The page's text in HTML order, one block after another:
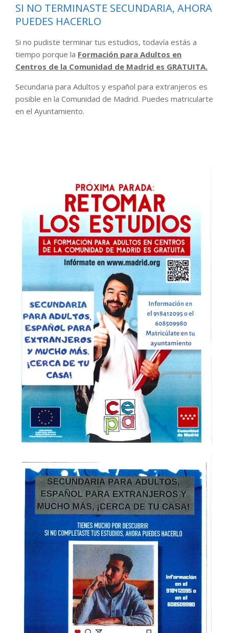
SI NO TERMINASTE SECUNDARIA, AHORA
PUEDES HACERLO
Si no pudiste terminar tus estudios, todavía estás a
tiempo porque la Formación para Adultos en
Centros de la Comunidad de Madrid es GRATUITA.
Secundaria para Adultos y español para extranjeros es
posible en la Comunidad de Madrid. Puedes matricularte
en el Ayuntamiento.